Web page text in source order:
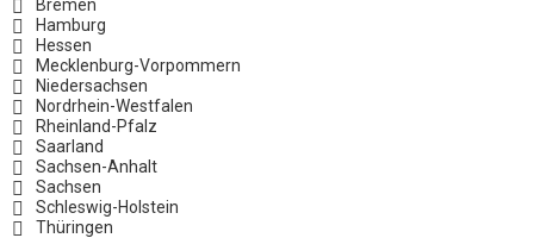
Bremen
Hamburg
Hessen
Mecklenburg-Vorpommern
Niedersachsen
Nordrhein-Westfalen
Rheinland-Pfalz
Saarland
Sachsen-Anhalt
Sachsen
Schleswig-Holstein
Thüringen